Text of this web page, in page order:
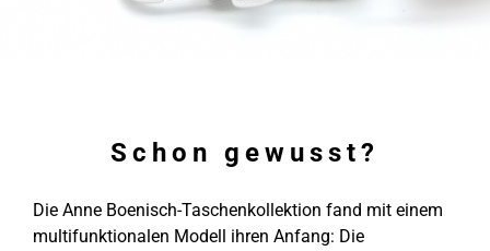
Schon gewusst?
Die Anne Boenisch-Taschenkollektion fand mit einem
multifunktionalen Modell ihren Anfang: Die